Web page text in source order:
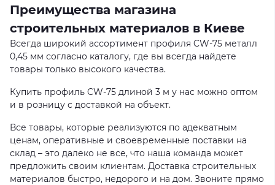
Преимущества магазина
строительных материалов в Киеве
Всегда широкий ассортимент профиля CW-75 металл
0,45 мм согласно каталогу, где вы всегда найдете
товары только высокого качества.
Купить профиль CW-75 длиной 3 м у нас можно оптом
и в розницу с доставкой на объект.
Все товары, которые реализуются по адекватным
ценам, оперативные и своевременные поставки на
склад – это далеко не все, что наша команда может
предложить своим клиентам. Доставка строительных
материалов быстро, недорого и на дом. Звоните прямо